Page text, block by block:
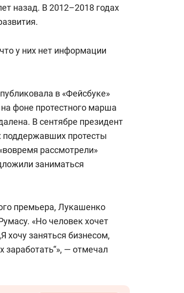
назад. В 2012–2018 годах
у них нет информации
в «Фейсбуке»
фоне протестного марша
В сентябре президент
поддержавших протесты
рассмотрели»
заниматься
премьера, Лукашенко
«Но человек хочет
хочу заняться бизнесом,
заработать“», — отмечал